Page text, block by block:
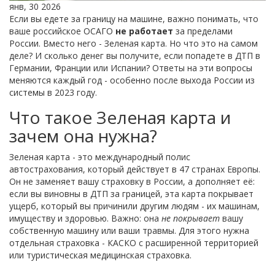
янв, 30 2026
Если вы едете за границу на машине, важно понимать, что
ваше российское ОСАГО не работает за пределами
России. Вместо него - Зеленая карта. Но что это на самом
деле? И сколько денег вы получите, если попадете в ДТП в
Германии, Франции или Испании? Ответы на эти вопросы
меняются каждый год - особенно после выхода России из
системы в 2023 году.
Что такое Зеленая карта и
зачем она нужна?
Зеленая карта - это международный полис
автострахования, который действует в 47 странах Европы.
Он не заменяет вашу страховку в России, а дополняет её:
если вы виновны в ДТП за границей, эта карта покрывает
ущерб, который вы причинили другим людям - их машинам,
имуществу и здоровью. Важно: она не покрывает вашу
собственную машину или ваши травмы. Для этого нужна
отдельная страховка - КАСКО с расширенной территорией
или туристическая медицинская страховка.